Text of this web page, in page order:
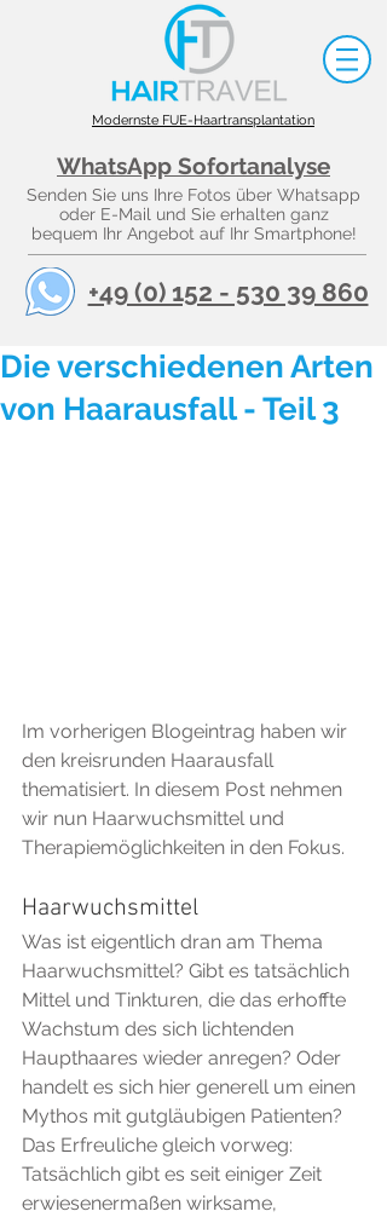
Modernste FUE-Haartransplantation
WhatsApp Sofortanalyse
Senden Sie uns Ihre Fotos über Whatsapp
oder E-Mail und Sie erhalten ganz
bequem Ihr Angebot auf Ihr Smartphone!
+49 (0) 152 - 530 39 860
Die verschiedenen Arten
von Haarausfall - Teil 3
Im vorherigen Blogeintrag haben wir
den kreisrunden Haarausfall
thematisiert. In diesem Post nehmen
wir nun Haarwuchsmittel und
Therapiemöglichkeiten in den Fokus.
Haarwuchsmittel
Was ist eigentlich dran am Thema
Haarwuchsmittel? Gibt es tatsächlich
Mittel und Tinkturen, die das erhoffte
Wachstum des sich lichtenden
Haupthaares wieder anregen? Oder
handelt es sich hier generell um einen
Mythos mit gutgläubigen Patienten?
Das Erfreuliche gleich vorweg:
Tatsächlich gibt es seit einiger Zeit
erwiesenermaßen wirksame,